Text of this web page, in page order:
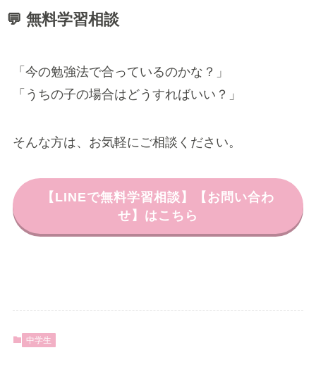
💬 無料学習相談
「今の勉強法で合っているのかな？」
「うちの子の場合はどうすればいい？」
そんな方は、お気軽にご相談ください。
【LINEで無料学習相談】【お問い合わ
せ】はこちら
中学生